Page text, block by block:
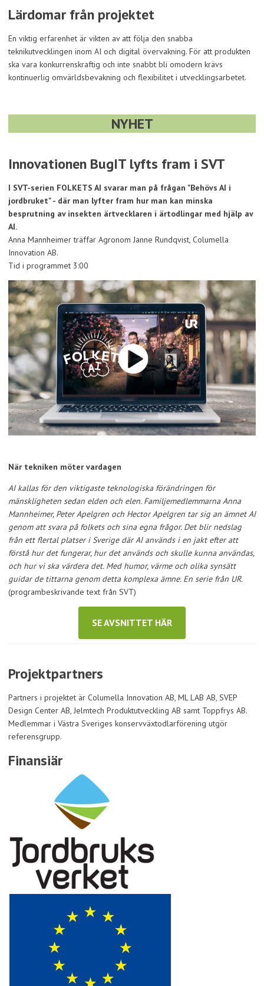
Lärdomar från projektet
En viktig erfarenhet är vikten av att följa den snabba
teknikutvecklingen inom AI och digital övervakning. För att produkten
ska vara konkurrenskraftig och inte snabbt bli omodern krävs
kontinuerlig omvärldsbevakning och flexibilitet i utvecklingsarbetet.
NYHET
Innovationen BugIT lyfts fram i SVT
I SVT-serien FOLKETS AI svarar man på frågan "Behövs AI i
jordbruket" - där man lyfter fram hur man kan minska
besprutning av insekten ärtvecklaren i ärtodlingar med hjälp av
AI.
Anna Mannheimer träffar Agronom Janne Rundqvist, Columella
Innovation AB.
Tid i programmet 3:00
När tekniken möter vardagen
AI kallas för den viktigaste teknologiska förändringen för
mänskligheten sedan elden och elen. Familjemedlemmarna Anna
Mannheimer, Peter Apelgren och Hector Apelgren tar sig an ämnet AI
genom att svara på folkets och sina egna frågor. Det blir nedslag
från ett flertal platser i Sverige där AI används i en jakt efter att
förstå hur det fungerar, hur det används och skulle kunna användas,
och hur vi ska värdera det. Med humor, värme och olika synsätt
guidar de tittarna genom detta komplexa ämne. En serie från UR.
(programbeskrivande text från SVT)
SE AVSNITTET HÄR
Projektpartners
Partners i projektet är Columella Innovation AB, ML LAB AB, SVEP
Design Center AB, Jelmtech Produktutveckling AB samt Toppfrys AB.
Medlemmar i Västra Sveriges konservväxtodlarförening utgör
referensgrupp.
Finansiär